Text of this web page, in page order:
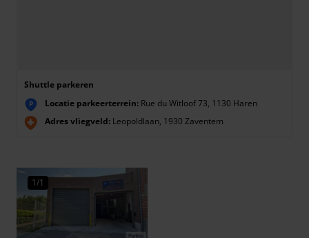
Shuttle parkeren
P Locatie parkeerterrein: Rue du Witloof 73, 1130 Haren
Adres vliegveld: Leopoldlaan, 1930 Zaventem
1/1